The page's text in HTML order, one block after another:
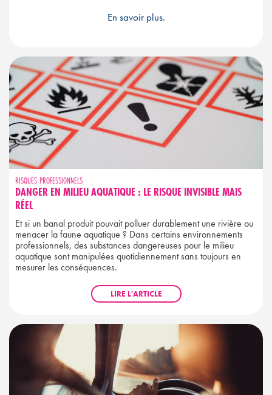
En savoir plus.
RISQUES PROFESSIONNELS
DANGER EN MILIEU AQUATIQUE : LE RISQUE INVISIBLE MAIS
RÉEL
Et si un banal produit pouvait polluer durablement une rivière ou
menacer la faune aquatique ? Dans certains environnements
professionnels, des substances dangereuses pour le milieu
aquatique sont manipulées quotidiennement sans toujours en
mesurer les conséquences.
LIRE L'ARTICLE